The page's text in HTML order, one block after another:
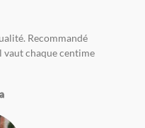
Recommandé
vaut chaque centime